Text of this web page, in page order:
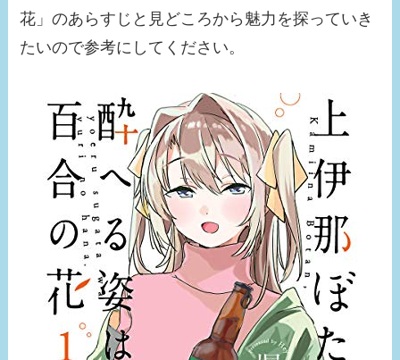
花」のあらすじと見どころから魅力を探っていき
たいので参考にしてください。